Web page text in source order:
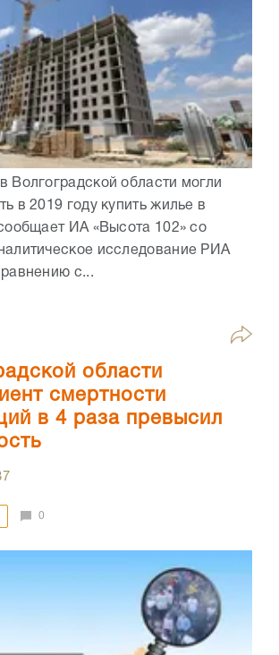
Волгоградской области могли
в 2019 году купить жилье в
ИА «Высота 102» со
исследование РИА
с...
области
смертности
в 4 раза превысил
0